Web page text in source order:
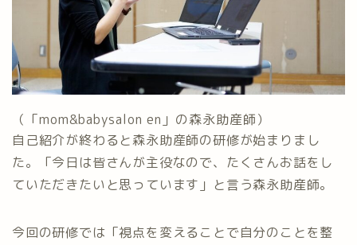
（「mom&babysalon en」の森永助産師）
自己紹介が終わると森永助産師の研修が始まりまし
た。「今日は皆さんが主役なので、たくさんお話をし
ていただきたいと思っています」と言う森永助産師。
今回の研修では「視点を変えることで自分のことを整